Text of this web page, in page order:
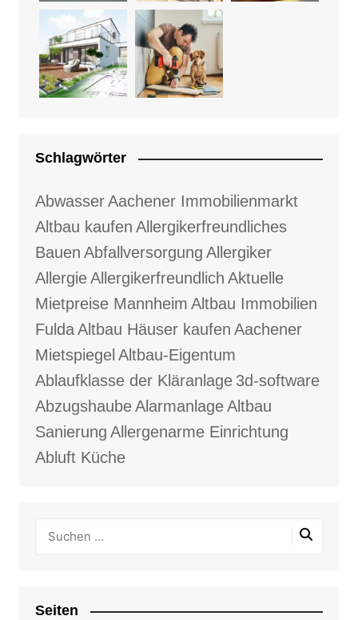
Schlagwörter
AbwasserAachener Immobilienmarkt
Altbau kaufen Allergikerfreundliches
Bauen Abfallversorgung Allergiker
AllergieAllergikerfreundlich Aktuelle
Mietpreise Mannheim Altbau Immobilien
FuldaAltbau Häuser kaufen Aachener
Mietspiegel Altbau-Eigentum
Ablaufklasse der Kläranlage 3d-software
AbzugshaubeAlarmanlageAltbau
Sanierung Allergenarme Einrichtung
Abluft Küche
Seiten